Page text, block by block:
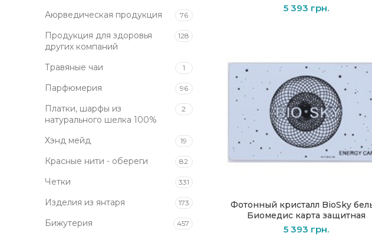
Аюрведическая продукция 76
Продукция для здоровья
других компаний
128
Травяные чаи 1
Парфюмерия 96
Платки, шарфы из
натурального шелка 100%
2
Хэнд мейд 19
Красные нити - обереги 82
Четки 331
Изделия из янтаря 173
Бижутерия 457
5 393 грн.
В КОРЗИНУ
Фотонный кристалл BioSky
Биомедиc карта защитная
5 393 грн.